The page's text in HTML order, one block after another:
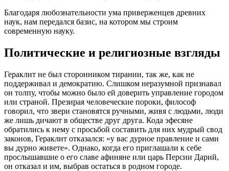
Благодаря любознательности ума приверженцев древних
наук, нам передался базис, на котором мы строим
современную науку.
Политические и религиозные взгляды
Гераклит не был сторонником тирании, так же, как не
поддерживал и демократию. Слишком неразумной признавал
он толпу, чтобы можно было ей доверить управление городом
или страной. Презирая человеческие пороки, философ
говорил, что звери становятся ручными, живя с людьми, люди
же лишь дичают в обществе друг друга. Кода эфесяне
обратились к нему с просьбой составить для них мудрый свод
законов, Гераклит отказался: «у вас дурное правление и сами
вы дурно живете». Однако, когда его приглашали к себе
прослышавшие о его славе афиняне или царь Персии Дарий,
он отказал и им, выбрав остаться в родном городе.